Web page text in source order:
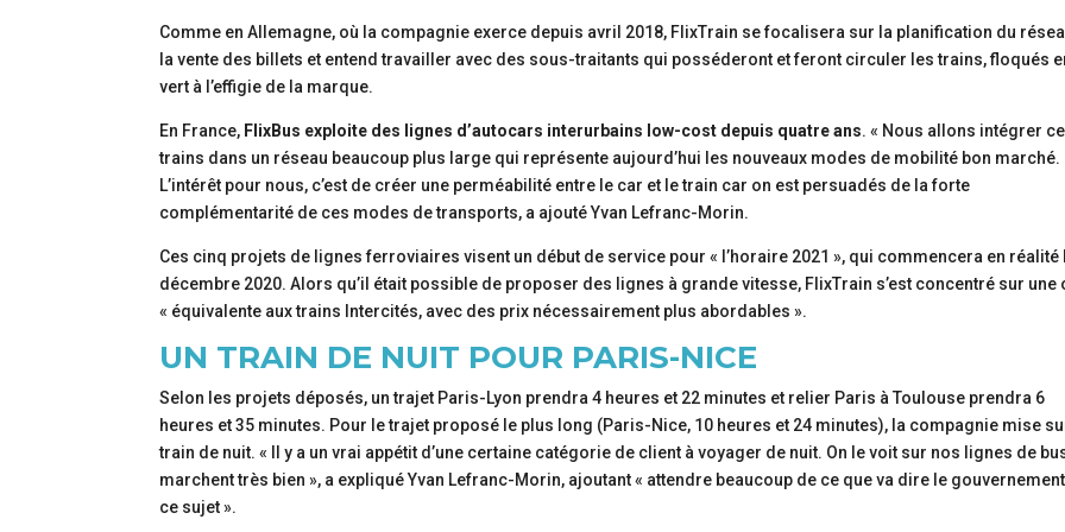
Comme en Allemagne, où la compagnie exerce depuis avril 2018, FlixTrain se focalisera sur la planification du
la vente des billets et entend travailler avec des sous-traitants qui posséderont et feront circuler les trains, floqués
vert à l’effigie de la marque.
En France, FlixBus exploite des lignes d’autocars interurbains low-cost depuis quatre ans. « Nous allons intégrer
trains dans un réseau beaucoup plus large qui représente aujourd’hui les nouveaux modes de mobilité bon marché.
L’intérêt pour nous, c’est de créer une perméabilité entre le car et le train car on est persuadés de la forte
complémentarité de ces modes de transports, a ajouté Yvan Lefranc-Morin.
Ces cinq projets de lignes ferroviaires visent un début de service pour « l’horaire 2021 », qui commencera en réalité
décembre 2020. Alors qu’il était possible de proposer des lignes à grande vitesse, FlixTrain s’est concentré sur une
« équivalente aux trains Intercités, avec des prix nécessairement plus abordables ».
UN TRAIN DE NUIT POUR PARIS-NICE
Selon les projets déposés, un trajet Paris-Lyon prendra 4 heures et 22 minutes et relier Paris à Toulouse prendra 6
heures et 35 minutes. Pour le trajet proposé le plus long (Paris-Nice, 10 heures et 24 minutes), la compagnie mise
train de nuit. « Il y a un vrai appétit d’une certaine catégorie de client à voyager de nuit. On le voit sur nos lignes de
marchent très bien », a expliqué Yvan Lefranc-Morin, ajoutant « attendre beaucoup de ce que va dire le
ce sujet ».